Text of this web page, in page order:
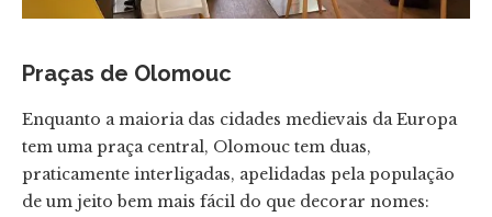
Praças de Olomouc
Enquanto a maioria das cidades medievais da Europa
tem uma praça central, Olomouc tem duas,
praticamente interligadas, apelidadas pela população
de um jeito bem mais fácil do que decorar nomes: